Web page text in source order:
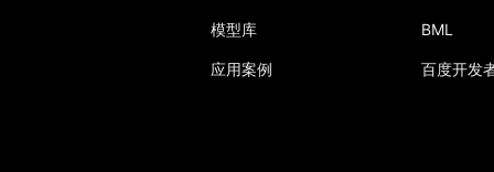
模型库
应用案例
BML
百度开发